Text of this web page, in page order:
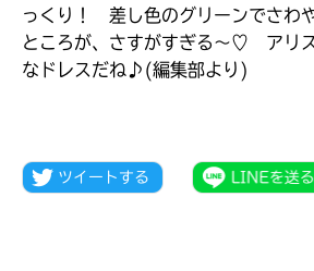
っくり！ 差し色のグリーンでさわ
ところが、さすがすぎる～♡ アリ
なドレスだね♪(編集部より)